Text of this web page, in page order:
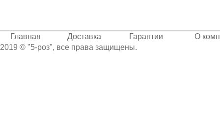
Главная Доставка Гарантии
О
2019 © "5-роз", все права защищены.